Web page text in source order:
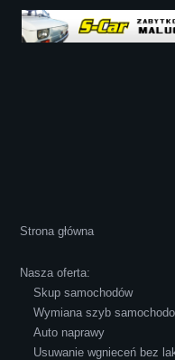
atmosferze, czego z
powiedzieć o
Pozdrawiam i
Strona główna
Nasza oferta:
Skup samochodów
Wymiana szyb
Auto naprawy
Usuwanie wgnieceń bez